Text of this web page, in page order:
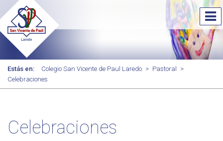
Estás en: Colegio San Vicente de Paul Laredo > Pastoral
>
Celebraciones
Celebraciones